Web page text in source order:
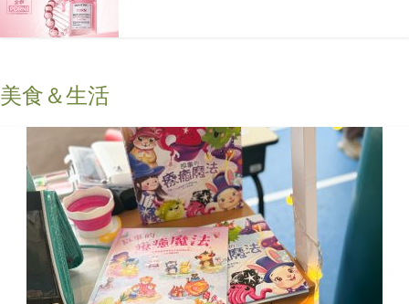
美食＆生活